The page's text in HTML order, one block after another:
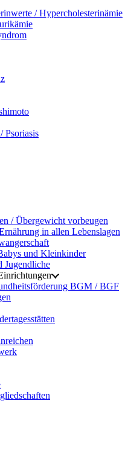
/ Hypercholesterinämie
Psoriasis
/ Übergewicht vorbeugen
in allen Lebenslagen
und Kleinkinder
Jugendliche
BGM / BGF